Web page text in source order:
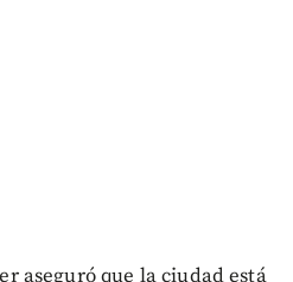
aseguró que la ciudad está